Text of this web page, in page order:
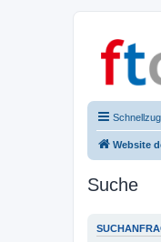
Website
Suche